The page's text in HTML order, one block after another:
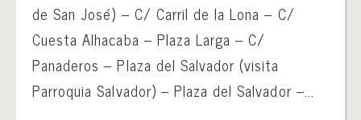
de San José) – C/ Carril de la Lona – C/
Cuesta Alhacaba – Plaza Larga – C/
Panaderos – Plaza del Salvador (visita
Parroquia Salvador) – Plaza del Salvador –...